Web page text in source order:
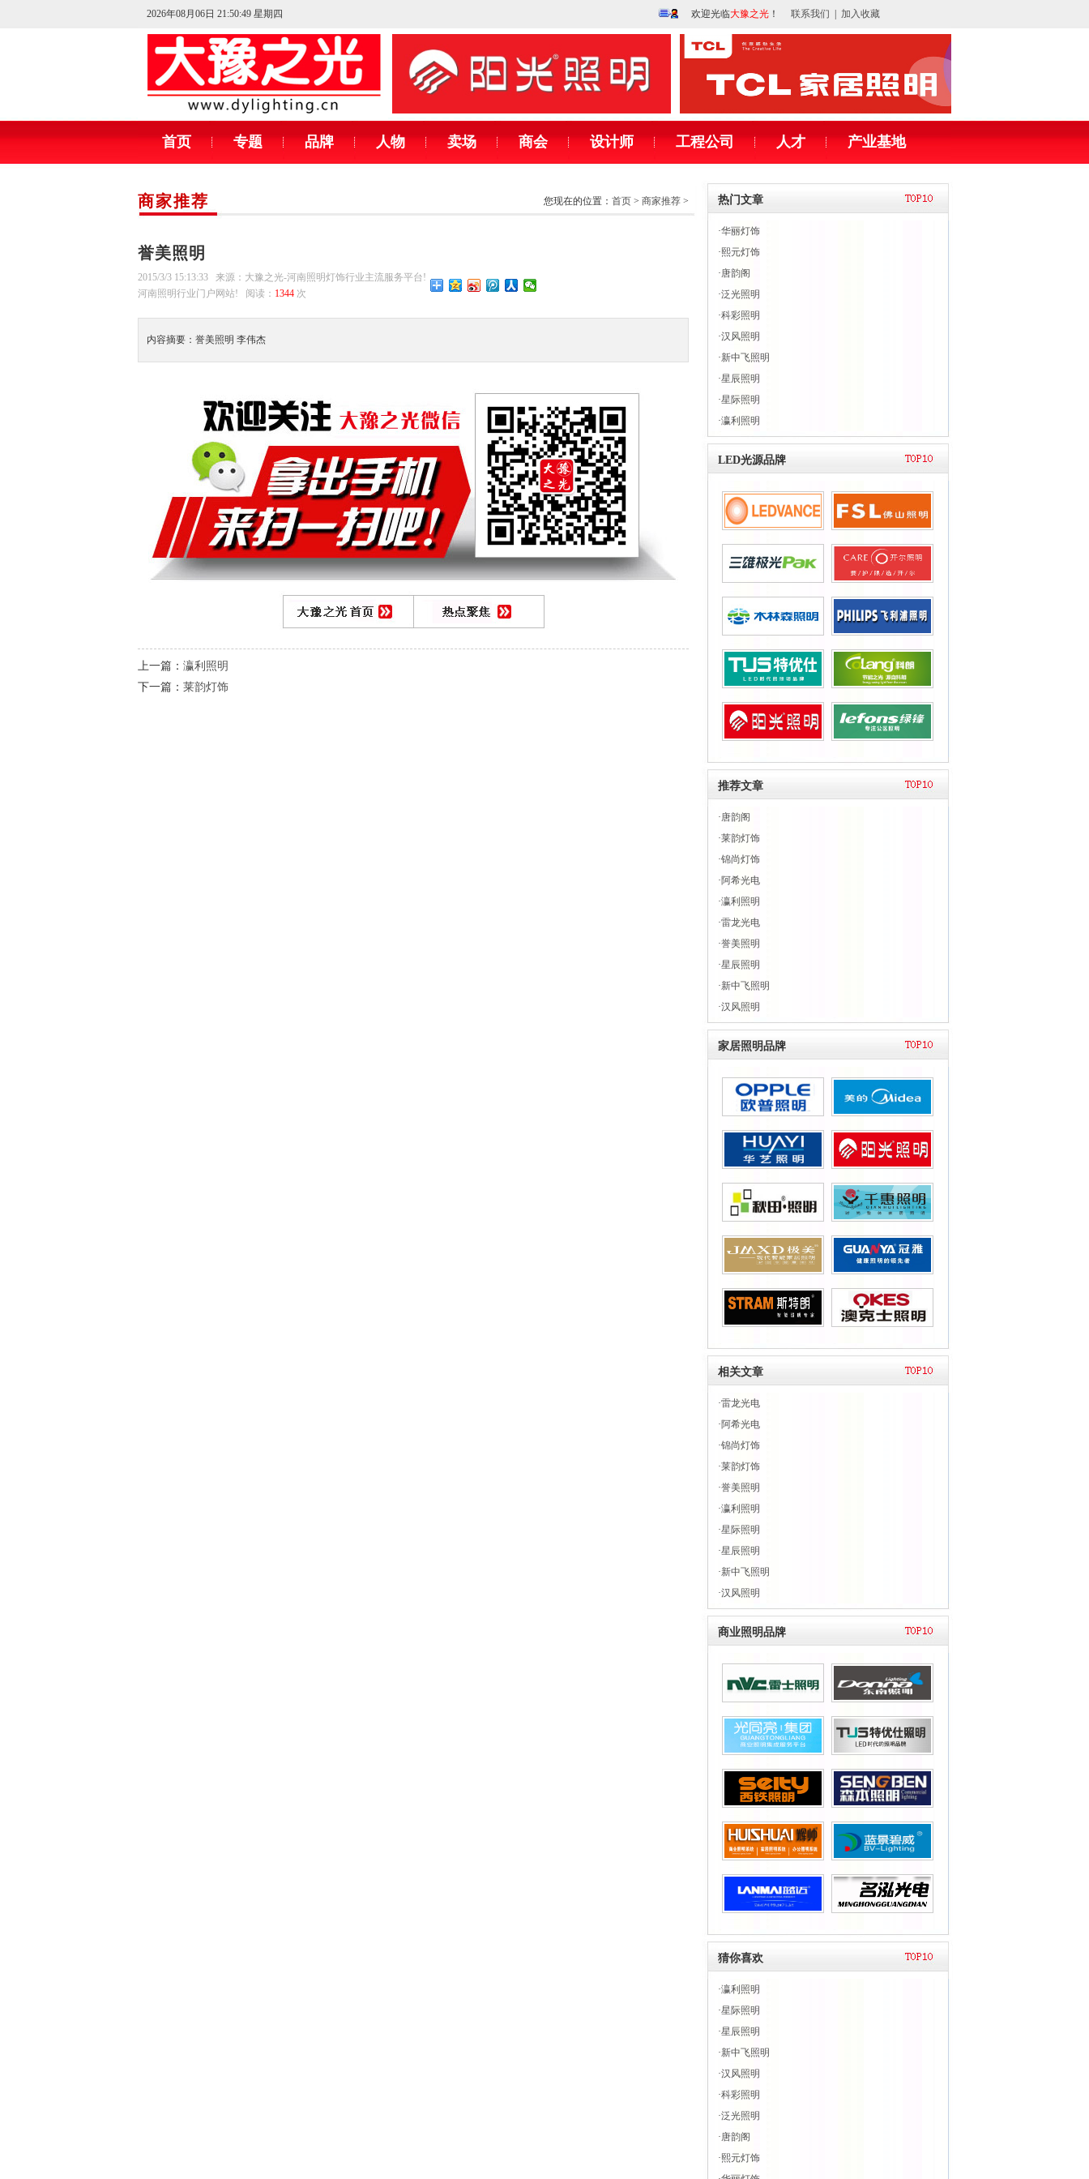
2026年08月06日 21:50:50 星期四 欢迎光临大豫之光 ！ 联系我们 加入收藏
首页 专题 品牌 人物 卖场 商会 设计师 工程公司 人才 产业基地
商家推荐 您现在的位置： 首页 > 商家推荐 >
誉美照明
2015/3/3 15:13:33 来源：大豫之光-河南照明灯饰行业主流服务平台!
河南照明行业门户网站! 阅读： 1344 次
内容摘要：誉美照明 李伟杰
上一篇： 瀛利照明
下一篇： 莱韵灯饰
热门文章
·华丽灯饰
·熙元灯饰
·唐韵阁
·泛光照明
·科彩照明
·汉风照明
·新中飞照明
·星辰照明
·星际照明
·瀛利照明
LED光源品牌
推荐文章
·唐韵阁
·莱韵灯饰
·锦尚灯饰
·阿希光电
·瀛利照明
·雷龙光电
·誉美照明
·星辰照明
·新中飞照明
·汉风照明
家居照明品牌
相关文章
·雷龙光电
·阿希光电
·锦尚灯饰
·莱韵灯饰
·誉美照明
·瀛利照明
·星际照明
·星辰照明
·新中飞照明
·汉风照明
商业照明品牌
猜你喜欢
·瀛利照明
·星际照明
·星辰照明
·新中飞照明
·汉风照明
·科彩照明
·泛光照明
·唐韵阁
·熙元灯饰